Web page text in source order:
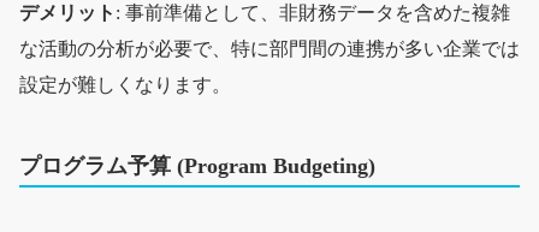
デメリット : 事前準備として、非財務データを含めた複雑
な活動の分析が必要で、特に部門間の連携が多い企業では
設定が難しくなります。
プログラム予算 (Program Budgeting)